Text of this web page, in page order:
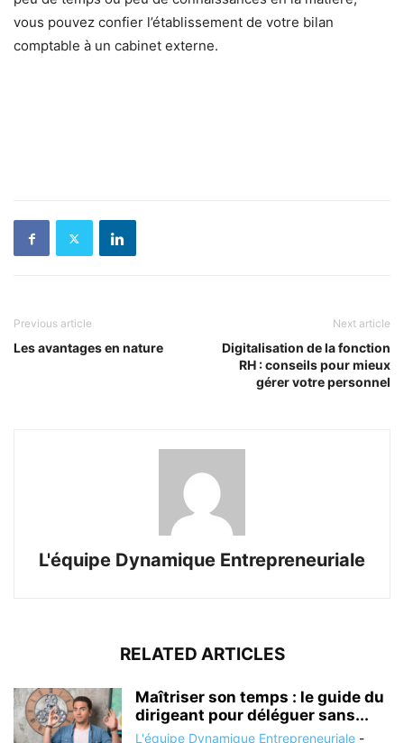
vous pouvez confier l’établissement de votre bilan
comptable à un cabinet externe.
Previous article
Les avantages en nature
Next article
Digitalisation de la fonction
RH : conseils pour mieux
gérer votre personnel
L'équipe Dynamique Entrepreneuriale
RELATED ARTICLES
Maîtriser son temps : le guide du
dirigeant pour déléguer sans...
L'équipe Dynamique Entrepreneuriale -